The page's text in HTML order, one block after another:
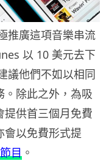
推廣這項音樂串流
以 10 美元去下
議他們不如以相同
。除此之外，為吸
供首三個月免費
會以免費形式提
目 。